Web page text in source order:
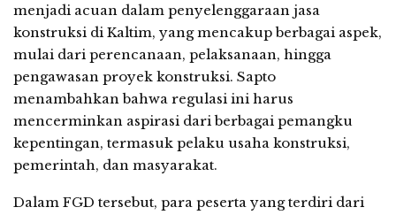
menjadi acuan dalam penyelenggaraan jasa
konstruksi di Kaltim, yang mencakup berbagai aspek,
mulai dari perencanaan, pelaksanaan, hingga
pengawasan proyek konstruksi. Sapto
menambahkan bahwa regulasi ini harus
mencerminkan aspirasi dari berbagai pemangku
kepentingan, termasuk pelaku usaha konstruksi,
pemerintah, dan masyarakat.
Dalam FGD tersebut, para peserta yang terdiri dari